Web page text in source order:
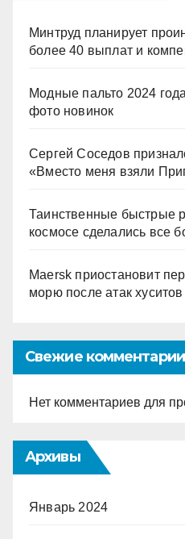
Минтруд планирует
более 40 выплат и
Модные пальто 2024
фото новинок
Сергей Соседов
«Вместо меня взяли
Таинственные быстрые
космосе сделались все
Maersk приостановит
морю после атак хуситов
Свежие комментарии
Нет комментариев для
Архивы
Январь 2024